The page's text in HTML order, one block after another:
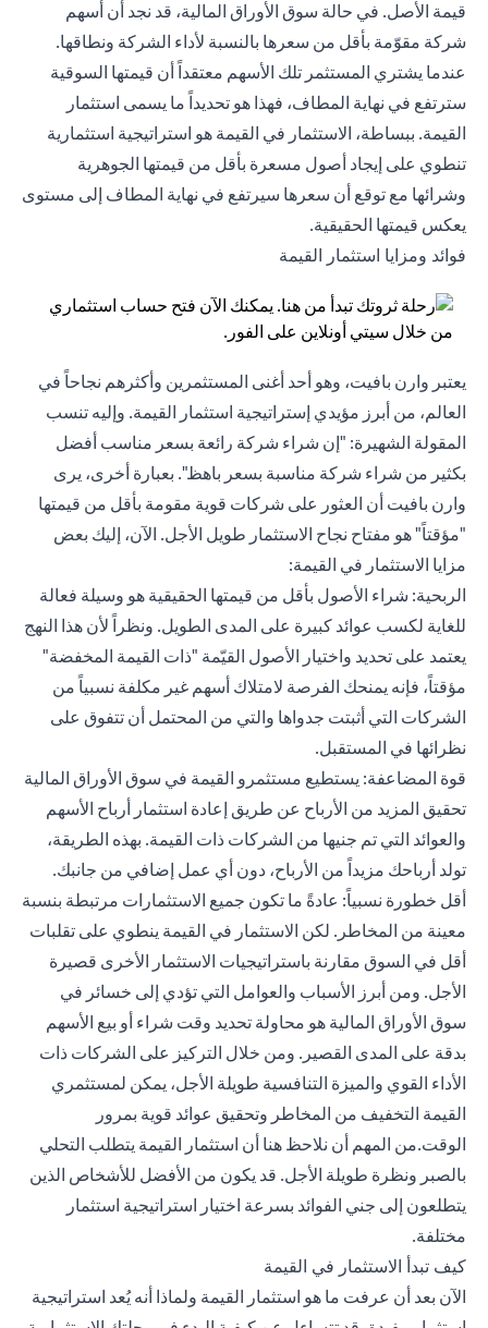
قيمة الأصل. في حالة سوق الأوراق المالية، قد نجد أن أسهم
شركة مقوّمة بأقل من سعرها بالنسبة لأداء الشركة ونطاقها.
عندما يشتري المستثمر تلك الأسهم معتقداً أن قيمتها السوقية
سترتفع في نهاية المطاف، فهذا هو تحديداً ما يسمى استثمار
القيمة. ببساطة، الاستثمار في القيمة هو استراتيجية استثمارية
تنطوي على إيجاد أصول مسعرة بأقل من قيمتها الجوهرية
وشرائها مع توقع أن سعرها سيرتفع في نهاية المطاف إلى مستوى
يعكس قيمتها الحقيقية.
فوائد ومزايا استثمار القيمة
يعتبر وارن بافيت، وهو أحد أغنى المستثمرين وأكثرهم نجاحاً في
العالم، من أبرز مؤيدي إستراتيجية استثمار القيمة. وإليه تنسب
المقولة الشهيرة: "إن شراء شركة رائعة بسعر مناسب أفضل
بكثير من شراء شركة مناسبة بسعر باهظ". بعبارة أخرى، يرى
وارن بافيت أن العثور على شركات قوية مقومة بأقل من قيمتها
"مؤقتاً" هو مفتاح نجاح الاستثمار طويل الأجل. الآن، إليك بعض
مزايا الاستثمار في القيمة:
الربحية: شراء الأصول بأقل من قيمتها الحقيقية هو وسيلة فعالة
للغاية لكسب عوائد كبيرة على المدى الطويل. ونظراً لأن هذا النهج
يعتمد على تحديد واختيار الأصول القيّمة "ذات القيمة المخفضة"
مؤقتاً، فإنه يمنحك الفرصة لامتلاك أسهم غير مكلفة نسبياً من
الشركات التي أثبتت جدواها والتي من المحتمل أن تتفوق على
نظرائها في المستقبل.
قوة المضاعفة: يستطيع مستثمرو القيمة في سوق الأوراق المالية
تحقيق المزيد من الأرباح عن طريق إعادة استثمار أرباح الأسهم
والعوائد التي تم جنيها من الشركات ذات القيمة. بهذه الطريقة،
تولد أرباحك مزيداً من الأرباح، دون أي عمل إضافي من جانبك.
أقل خطورة نسبياً: عادةً ما تكون جميع الاستثمارات مرتبطة بنسبة
معينة من المخاطر. لكن الاستثمار في القيمة ينطوي على تقلبات
أقل في السوق مقارنة باستراتيجيات الاستثمار الأخرى قصيرة
الأجل. ومن أبرز الأسباب والعوامل التي تؤدي إلى خسائر في
سوق الأوراق المالية هو محاولة تحديد وقت شراء أو بيع الأسهم
بدقة على المدى القصير. ومن خلال التركيز على الشركات ذات
الأداء القوي والميزة التنافسية طويلة الأجل، يمكن لمستثمري
القيمة التخفيف من المخاطر وتحقيق عوائد قوية بمرور
الوقت.من المهم أن نلاحظ هنا أن استثمار القيمة يتطلب التحلي
بالصبر ونظرة طويلة الأجل. قد يكون من الأفضل للأشخاص الذين
يتطلعون إلى جني الفوائد بسرعة اختيار استراتيجية استثمار
مختلفة.
كيف تبدأ الاستثمار في القيمة
الآن بعد أن عرفت ما هو استثمار القيمة ولماذا أنه يُعد استراتيجية